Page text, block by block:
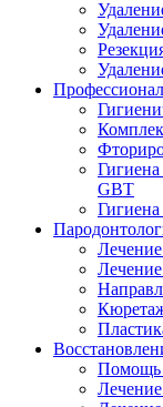
GBT
Помощь
Лечение